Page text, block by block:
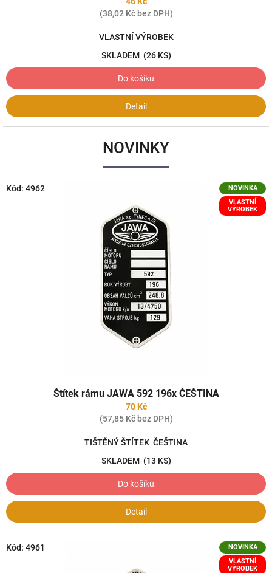
(38,02 Kč bez DPH)
VLASTNÍ VÝROBEK
SKLADEM (26 KS)
Do košíku
Detail
NOVINKY
NOVINKA
VLASTNÍ
VÝROBEK
Štítek rámu JAWA 592 196x ČEŠTINA
70 Kč
(57,85 Kč bez DPH)
TIŠTĚNÝ ŠTÍTEK ČEŠTINA
SKLADEM (13 KS)
Do košíku
Detail
Kód: 4962
NOVINKA
VLASTNÍ
VÝROBEK
Kód: 4961